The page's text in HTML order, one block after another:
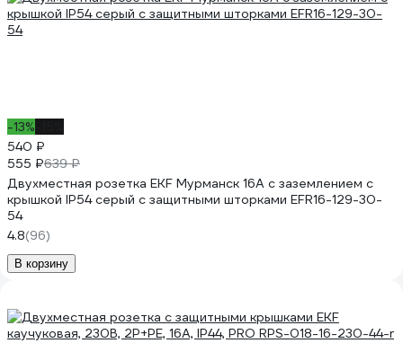
-13%
540 ₽
555 ₽639 ₽
Двухместная розетка EKF Мурманск 16А с заземлением с
крышкой IP54 серый с защитными шторками EFR16-129-30-
54
4.8(96)
В корзину